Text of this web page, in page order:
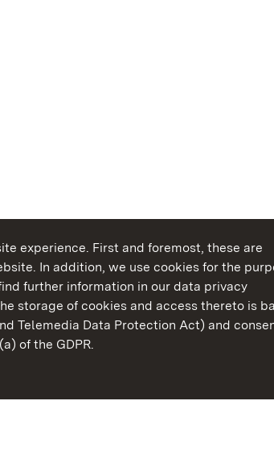
experience. First and foremost, these are
In addition, we use cookies for the
further information in our data privacy
storage of cookies and access thereto is
Telemedia Data Protection Act) and
of the GDPR.